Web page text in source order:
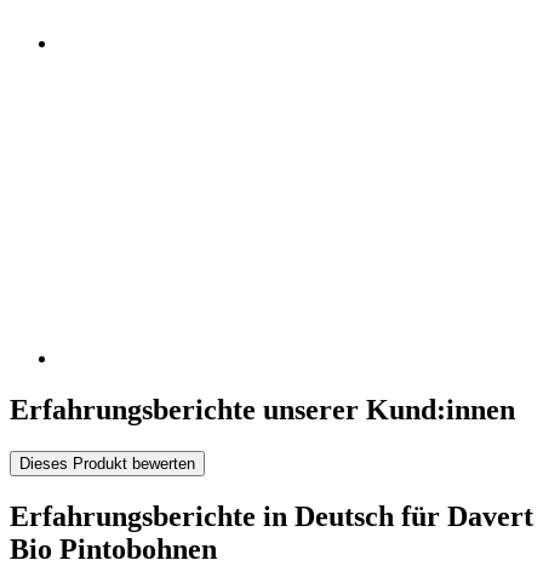
Erfahrungsberichte unserer Kund:innen
Dieses Produkt bewerten
Erfahrungsberichte in Deutsch für Davert
Bio Pintobohnen